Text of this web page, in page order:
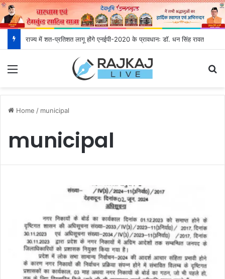
राज्य में शत-प्रतिशत लागू होंगे एनईपी-2020 के प्रावधानः डाॅ. धन सिंह रावत
Home / municipal
municipal